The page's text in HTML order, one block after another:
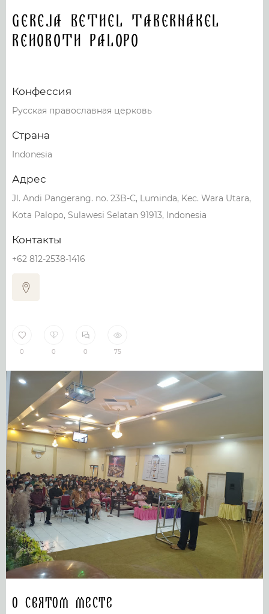
Gereja Bethel Tabernakel
Rehoboth Palopo
Конфессия
Русская православная церковь
Страна
Indonesia
Адрес
Jl. Andi Pangerang. no. 23B-C, Luminda, Kec. Wara Utara,
Kota Palopo, Sulawesi Selatan 91913, Indonesia
Контакты
+62 812-2538-1416
0 0 0 75
О святом месте